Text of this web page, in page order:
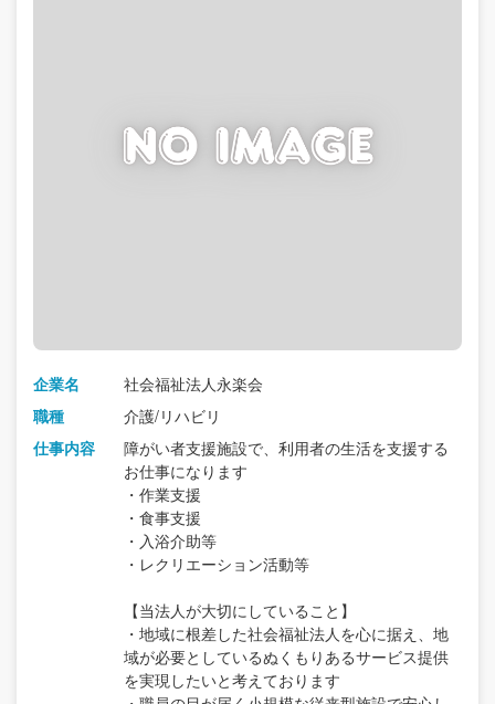
企業名
社会福祉法人永楽会
職種
介護/リハビリ
仕事内容
障がい者支援施設で、利用者の生活を支援する
お仕事になります
・作業支援
・食事支援
・入浴介助等
・レクリエーション活動等
【当法人が大切にしていること】
・地域に根差した社会福祉法人を心に据え、地
域が必要としているぬくもりあるサービス提供
を実現したいと考えております